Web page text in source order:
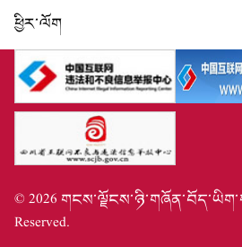
ཕྱིར་ལོག
©2026
Reserved.